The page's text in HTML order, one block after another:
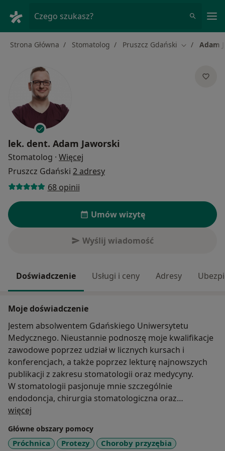
Czego szukasz?
Strona Główna Stomatolog Pruszcz Gdański ZmieńAdam
lek. dent. Adam Jaworski
Stomatolog · Więcej
Pruszcz Gdański 2 adresy
68 opinii
Umów wizytę
Wyślij wiadomość
Doświadczenie Usługi i ceny Adresy
Moje doświadczenie
Jestem absolwentem Gdańskiego Uniwersytetu
Medycznego. Nieustannie podnoszę moje kwalifikacje
zawodowe poprzez udział w licznych kursach i
konferencjach, a także poprzez lekturę najnowszych
publikacji z zakresu stomatologii oraz medycyny.
W stomatologii pasjonuje mnie szczególnie
endodoncja, chirurgia stomatologiczna oraz
protetyka. Posiadam duże doświadczenie w pracy z
mikroskopem oraz nowoczesnymi systemami
rotacyjnymi, co pozwala mi podejmować nawet
najcięższe wyzwania w endodoncji oraz ratować zęby
więcej
Główne obszary pomocy
Próchnica Protezy
Choroby przyzębia